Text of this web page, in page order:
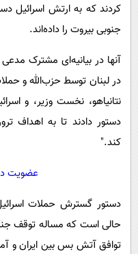
کردند که به ارتش اسرائیل
جنوبی بیروت را داده‌اند.
آنها در بیانیه‌ای مشترک
در لبنان توسط حزب‌الله و
نتانیاهو، نخست وزیر، و
دستور دادند تا به اهداف
کند."
عضویت
دستور گسترش حملات
حالی است که مساله توقف
توافق آتش بس بین ایران و